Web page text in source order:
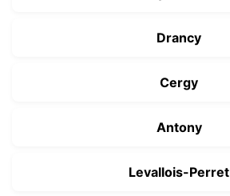
Drancy
Cergy
Antony
Levallois-Perret